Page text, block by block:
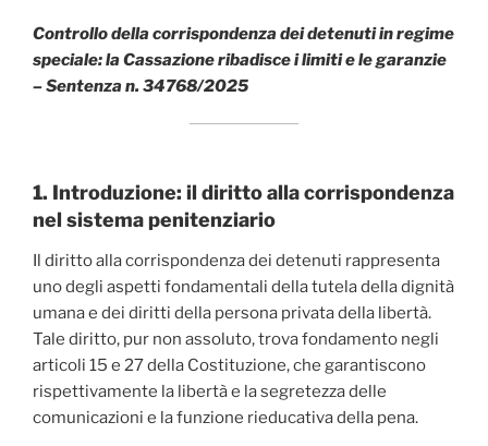
Controllo della corrispondenza dei detenuti in regime
speciale: la Cassazione ribadisce i limiti e le garanzie
– Sentenza n. 34768/2025
1. Introduzione: il diritto alla corrispondenza
nel sistema penitenziario
Il diritto alla corrispondenza dei detenuti rappresenta
uno degli aspetti fondamentali della tutela della dignità
umana e dei diritti della persona privata della libertà.
Tale diritto, pur non assoluto, trova fondamento negli
articoli 15 e 27 della Costituzione, che garantiscono
rispettivamente la libertà e la segretezza delle
comunicazioni e la funzione rieducativa della pena.